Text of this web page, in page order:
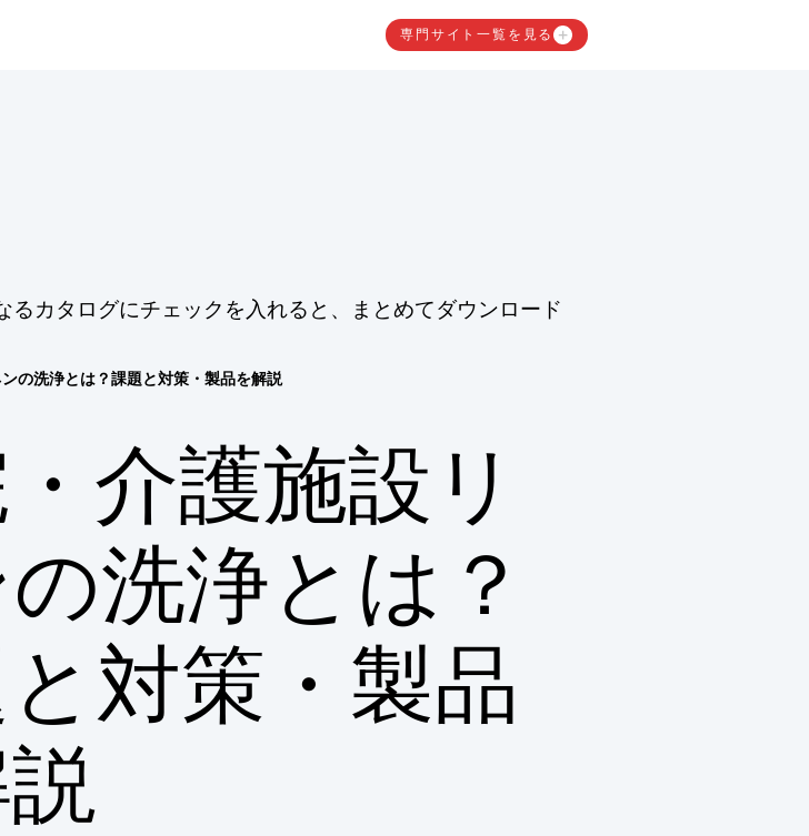
専門サイト一覧を見る
カタログにチェックを入れると、まとめてダウンロード
の洗浄とは？課題と対策・製品を解説
介護施設リ
洗浄とは？
対策・製品